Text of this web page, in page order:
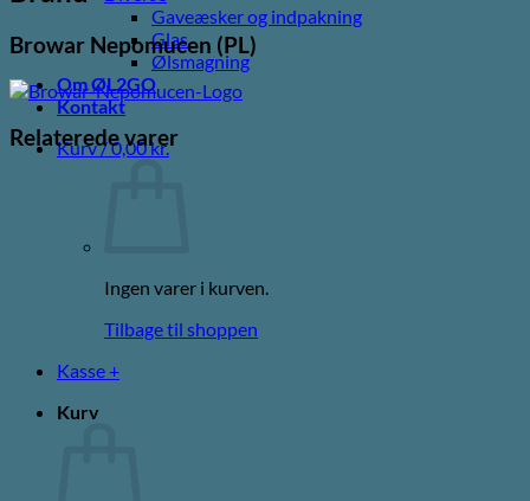
Gaveæsker og indpakning
Glas
Ølsmagning
Om ØL2GO
Kontakt
Kurv /0,00kr.
Ingen varer i kurven.
Tilbage til shoppen
Kasse +
Kurv
Browar Nepomucen (PL)
Relaterede varer